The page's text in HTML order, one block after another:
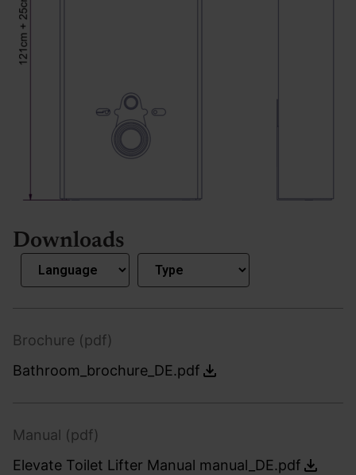
Downloads
Brochure (pdf)
Bathroom_brochure_DE.pdf
Manual (pdf)
Elevate Toilet Lifter Manual manual_DE.pdf